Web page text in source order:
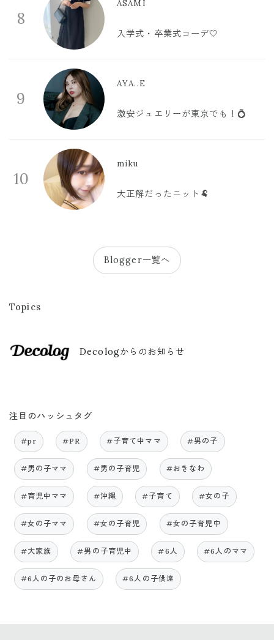
8
ASAMI
入学式・卒業式コーデ🤍
9
AYA..E
激安ジュエリーが東京でも！💍
10
miku
大正解だったニット🐏
Blogger一覧へ
Topics
Decologからのお知らせ
注目のハッシュタグ
#pr #PR #子育て中ママ #男の子
#男の子ママ #男の子育児 #おきなわ
#育児中ママ #沖縄 #子育て #女の子
#女の子ママ #女の子育児 #女の子育児中
#大家族 #男の子育児中 #6人 #6人のママ
#6人の子のお母さん #6人の子供達